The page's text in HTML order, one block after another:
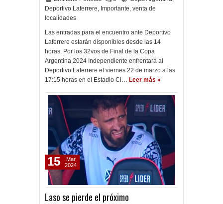
Deportivo Laferrere, Importante, venta de
localidades
Las entradas para el encuentro ante Deportivo
Laferrere estarán disponibles desde las 14
horas. Por los 32vos de Final de la Copa
Argentina 2024 Independiente enfrentará al
Deportivo Laferrere el viernes 22 de marzo a las
17:15 horas en el Estadio Ci… Leer más »
Laso se pierde el próximo
15
Mar
2024